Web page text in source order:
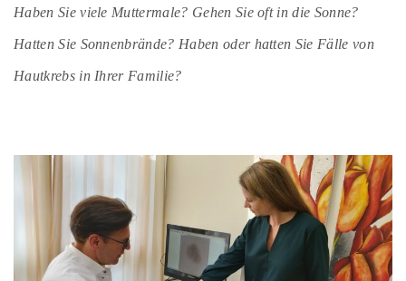
Haben Sie viele Muttermale? Gehen Sie oft in die Sonne?
Hatten Sie Sonnenbrände? Haben oder hatten Sie Fälle von
Hautkrebs in Ihrer Familie?